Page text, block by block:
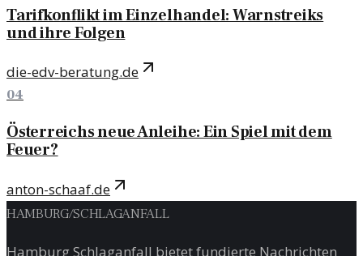
Tarifkonflikt im Einzelhandel: Warnstreiks
und ihre Folgen
die-edv-beratung.de
04
Österreichs neue Anleihe: Ein Spiel mit dem
Feuer?
anton-schaaf.de
HAMBURG/SCHLAGANFALL
Hamburg Schlaganfall bietet fundierte Nachrichten